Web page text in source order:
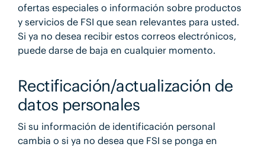
ofertas especiales o información sobre productos
y servicios de FSI que sean relevantes para usted.
Si ya no desea recibir estos correos electrónicos,
puede darse de baja en cualquier momento.
Rectificación/actualización de
datos personales
Si su información de identificación personal
cambia o si ya no desea que FSI se ponga en